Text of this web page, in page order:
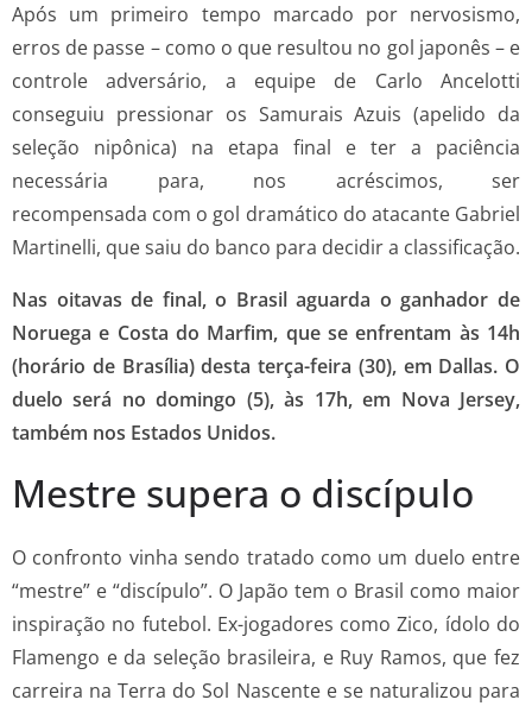
Após um primeiro tempo marcado por nervosismo,
erros de passe – como o que resultou no gol japonês – e
controle adversário, a equipe de Carlo Ancelotti
conseguiu pressionar os Samurais Azuis (apelido da
seleção nipônica) na etapa final e ter a paciência
necessária para, nos acréscimos, ser
recompensada com o gol dramático do atacante Gabriel
Martinelli, que saiu do banco para decidir a classificação.
Nas oitavas de final, o Brasil aguarda o ganhador de
Noruega e Costa do Marfim, que se enfrentam às 14h
(horário de Brasília) desta terça-feira (30), em Dallas. O
duelo será no domingo (5), às 17h, em Nova Jersey,
também nos Estados Unidos.
Mestre supera o discípulo
O confronto vinha sendo tratado como um duelo entre
“mestre” e “discípulo”. O Japão tem o Brasil como maior
inspiração no futebol. Ex-jogadores como Zico, ídolo do
Flamengo e da seleção brasileira, e Ruy Ramos, que fez
carreira na Terra do Sol Nascente e se naturalizou para